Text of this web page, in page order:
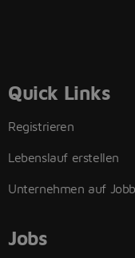
Quick Links
Registrieren
Lebenslauf erstellen
Unternehmen auf
Jobs